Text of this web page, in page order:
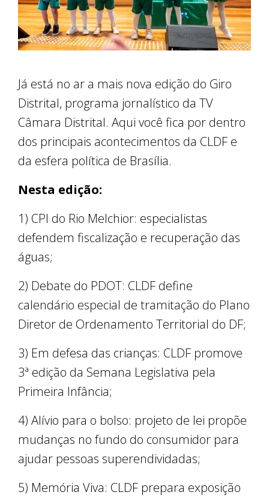
Já está no ar a mais nova edição do Giro
Distrital, programa jornalístico da TV
Câmara Distrital. Aqui você fica por dentro
dos principais acontecimentos da CLDF e
da esfera política de Brasília.
Nesta edição:
1) CPI do Rio Melchior: especialistas
defendem fiscalização e recuperação das
águas;
2) Debate do PDOT: CLDF define
calendário especial de tramitação do Plano
Diretor de Ordenamento Territorial do DF;
3) Em defesa das crianças: CLDF promove
3ª edição da Semana Legislativa pela
Primeira Infância;
4) Alívio para o bolso: projeto de lei propõe
mudanças no fundo do consumidor para
ajudar pessoas superendividadas;
5) Memória Viva: CLDF prepara exposição